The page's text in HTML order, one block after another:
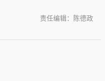
责任编辑：陈德政